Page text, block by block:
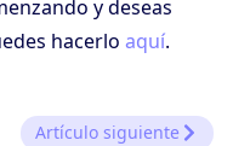
y deseas
hacerlo aquí.
Artículo siguiente